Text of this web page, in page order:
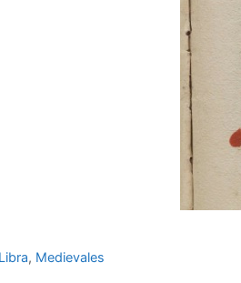
Categories
Libra, Medievales